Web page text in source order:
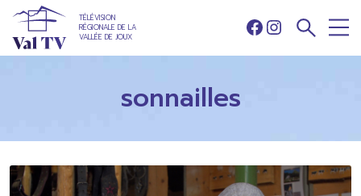
TÉLÉVISION
RÉGIONALE DE LA
VALLÉE DE JOUX
Facebook
Instagram
sonnailles